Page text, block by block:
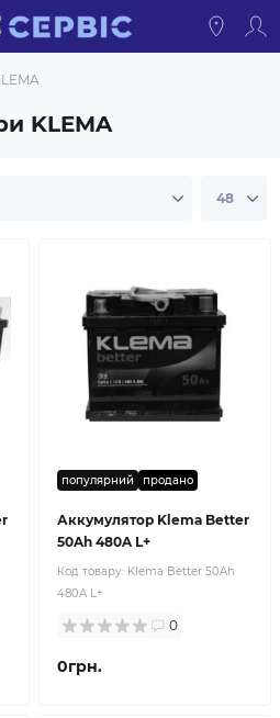
KLEMA
популярний продано
Аккумулятор Klema Better
50Ah 480A L+
Код товару: Klema Better 50Ah
480A L+
0
0грн.